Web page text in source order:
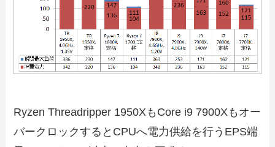
Ryzen Threadripper 1950XもCore i9 7900Xもオー
バークロックするとCPUへ電力供給を行うEPS端